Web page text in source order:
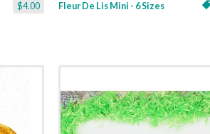
$4.00 Fleur De Lis Mini - 6 Sizes